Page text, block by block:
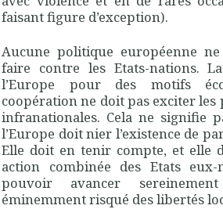
faisant figure d’exception).
Aucune politique européenne
faire contre les Etats-nations.
l’Europe pour des motifs
coopération ne doit pas exciter les
infranationales. Cela ne signifie
l’Europe doit nier l’existence de
Elle doit en tenir compte, et elle
action combinée des Etats
pouvoir avancer
éminemment risqué des libertés